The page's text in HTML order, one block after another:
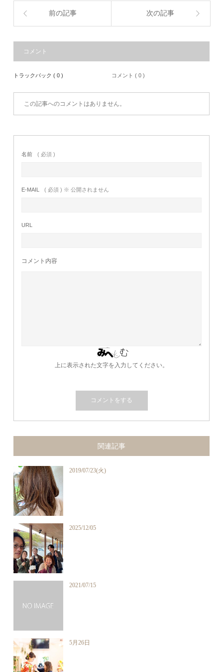
前の記事 次の記事
コメント
トラックバック ( 0 ) コメント ( 0 )
この記事へのコメントはありません。
名前 ( 必須 )
E-MAIL ( 必須 ) ※ 公開されません
URL
コメント内容
上に表示された文字を入力してください。
関連記事
2019/07/23(火)
2025/12/05
2021/07/15
5月26日